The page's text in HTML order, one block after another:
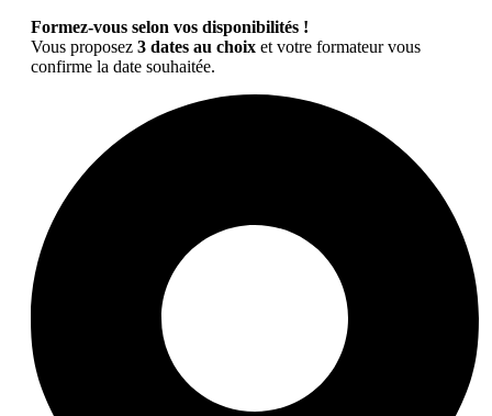
Formez-vous selon vos disponibilités !
Vous proposez 3 dates au choix et votre formateur vous
confirme la date souhaitée.